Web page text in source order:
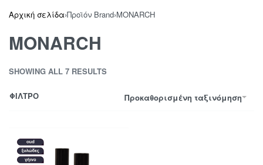
Αρχική σελίδα›Προϊόν Brand›MONARCH
MONARCH
SHOWING ALL 7 RESULTS
Προκαθορισμένη ταξινόμηση
ΦΙΛΤΡΟ